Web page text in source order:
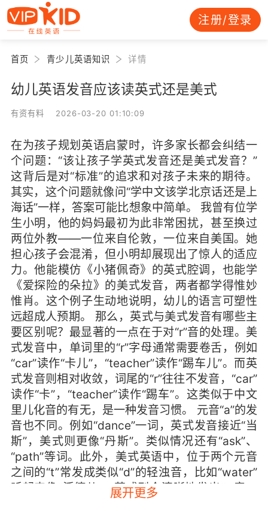
注册/登录
首页 青少儿英语知识 详情
幼儿英语发音应该读英式还是美式
有资有料 2026-03-20 01:10:09
在为孩子规划英语启蒙时，许多家长都会纠结一
个问题：“该让孩子学英式发音还是美式发音？”
这背后是对“标准”的追求和对孩子未来的期待。
其实，这个问题就像问“学中文该学北京话还是上
海话”一样，答案可能比想象中简单。 我曾有位学
生小明，他的妈妈最初为此非常困扰，甚至换过
两位外教——一位来自伦敦，一位来自美国。她
担心孩子会混淆，但小明却展现出了惊人的适应
力。他能模仿《小猪佩奇》的英式腔调，也能学
《爱探险的朵拉》的美式发音，两者都学得惟妙
惟肖。这个例子生动地说明，幼儿的语言可塑性
远超成人预期。 那么，英式与美式发音有哪些主
要区别呢？最显著的一点在于对“r”音的处理。美
式发音中，单词里的“r”字母通常需要卷舌，例如
“car”读作“卡儿”，“teacher”读作“踢车儿”。而英
式发音则相对收敛，词尾的“r”往往不发音，“car”
读作“卡”，“teacher”读作“踢车”。这类似于中文
里儿化音的有无，是一种发音习惯。 元音“a”的发
音也不同。例如“dance”一词，英式发音接近“当
斯”，美式则更像“丹斯”。类似情况还有“ask”、
“path”等词。此外，美式英语中，位于两个元音
之间的“t”常发成类似“d”的轻浊音，比如“water”
听起来像“沃德儿”；英式则会清晰地发出“t”音。
语调方面，英式英语起伏明显，富有节奏感；美
展开更多